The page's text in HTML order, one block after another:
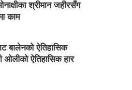
श्रीमान जहीरसँग
काम
बालेनको ऐतिहासिक
ओलीको ऐतिहासिक हार